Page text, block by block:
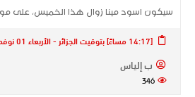
سيكون اسود مينا زوال هذا الخميس، على
[14:17 مساءً] بتوقيت الجزائر - الأربعاء 01 نوفمبر 2023
ب إلياس
346